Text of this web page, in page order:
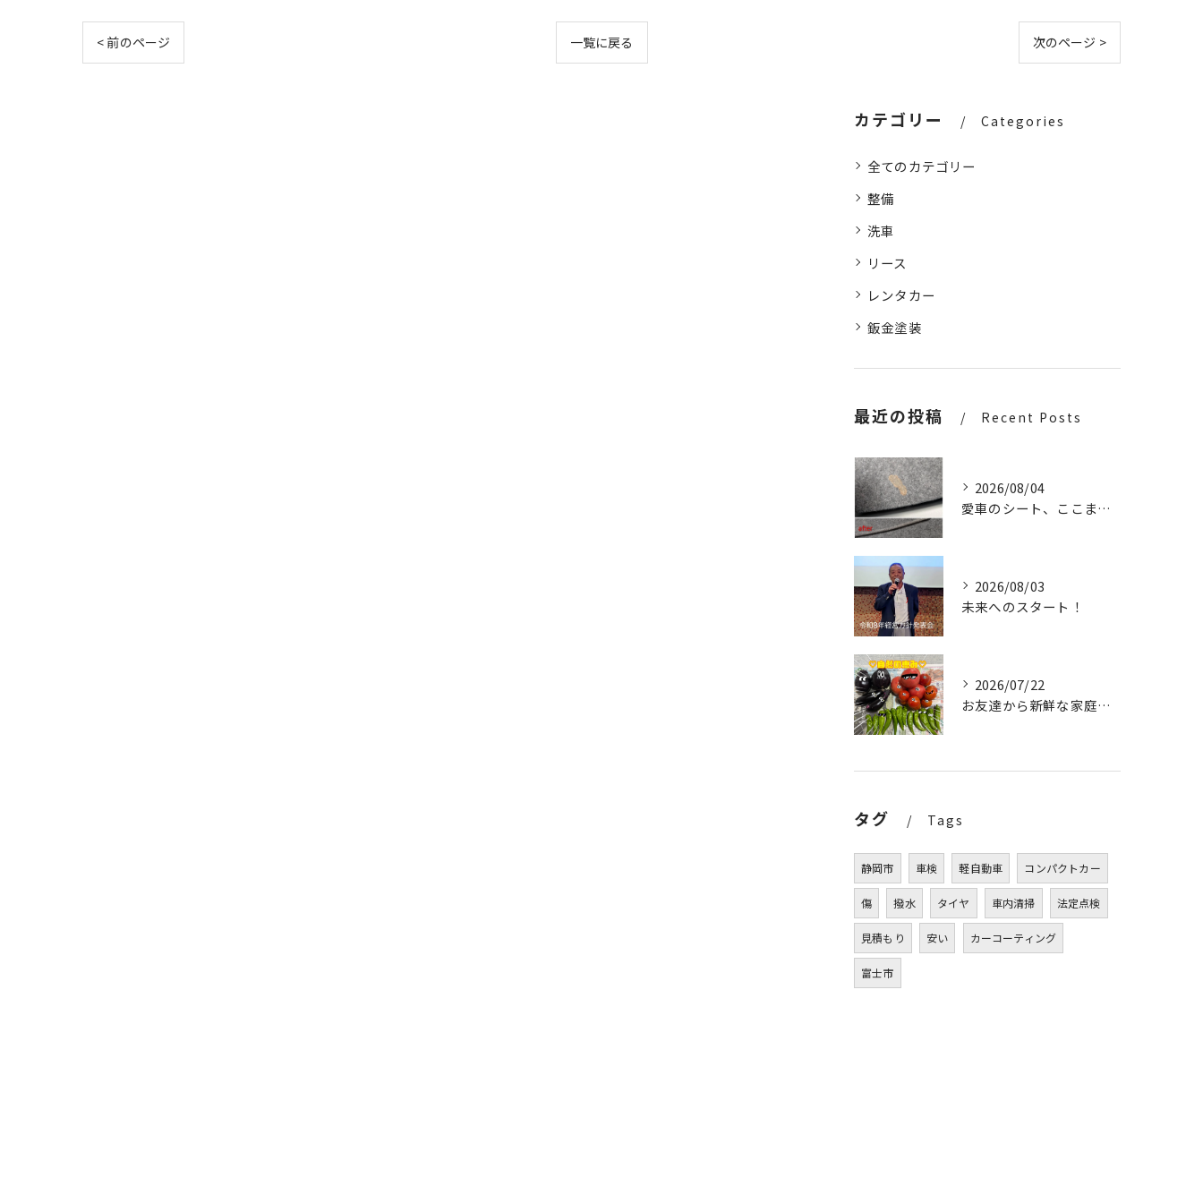
< 前のページ 一覧に戻る 次のページ >
カテゴリー Categories
全てのカテゴリー
整備
洗車
リース
レンタカー
鈑金塗装
最近の投稿 Recent Posts
2026/08/04
愛車のシート、ここまで輝く✨
2026/08/03
未来へのスタート！
2026/07/22
お友達から新鮮な家庭菜園の野菜をたっぷりいただきました✨。
タグ Tags
静岡市 車検 軽自動車 コンパクトカー
傷 撥水 タイヤ 車内清掃 法定点検
見積もり 安い カーコーティング
富士市